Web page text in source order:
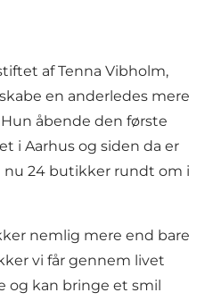
af Tenna Vibholm,
en anderledes mere
åbende den første
i Aarhus og siden da er
24 butikker rundt om i
nemlig mere end bare
vi får gennem livet
og kan bringe et smil